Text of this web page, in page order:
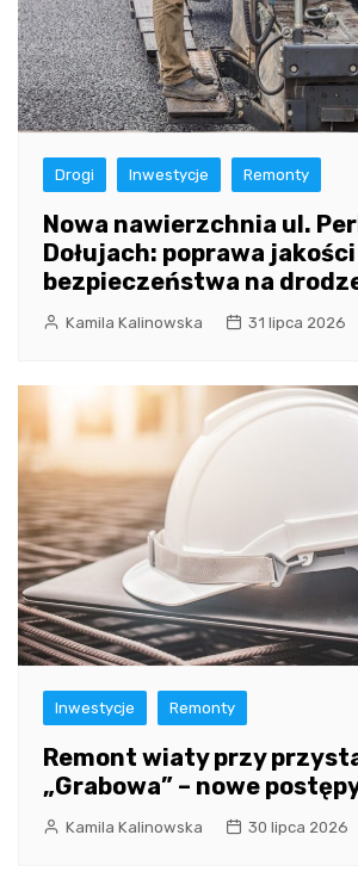
Drogi Inwestycje Remonty
Nowa nawierzchnia ul.
Dołujach: poprawa
bezpieczeństwa na
Kamila Kalinowska 31 lipca 2026
Inwestycje Remonty
Remont wiaty przy
„Grabowa” – nowe
Kamila Kalinowska 30 lipca 2026